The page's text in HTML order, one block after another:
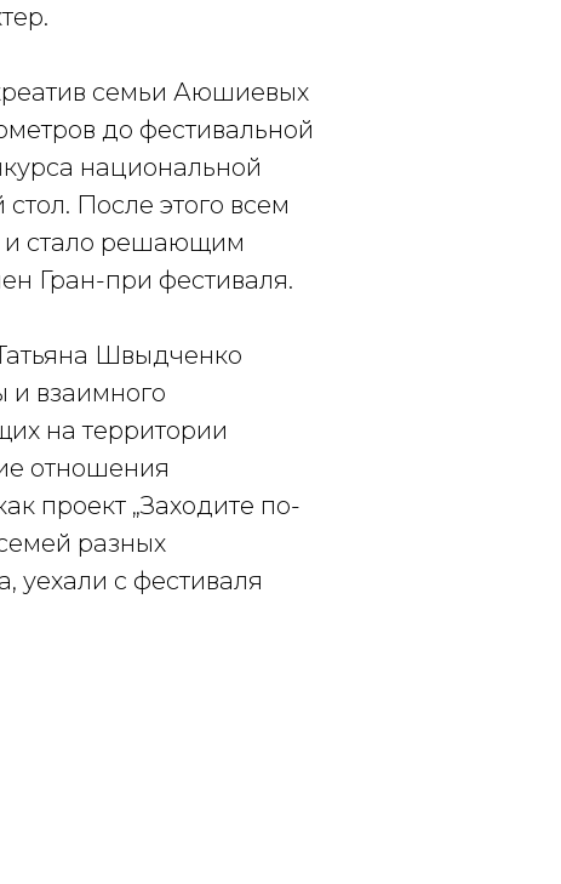
семьи Аюшиевых
до фестивальной
национальной
После этого всем
и стало решающим
Гран-при фестиваля.
Швыдченко
и взаимного
на территории
отношения
проект „Заходите по-
разных
уехали с фестиваля